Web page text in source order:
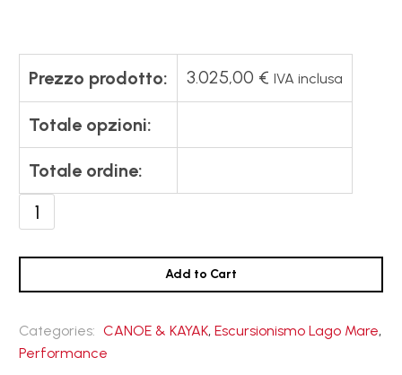
Prezzo prodotto: 3.025,00 € IVA inclusa
Totale opzioni:
Totale ordine:
Inuk
Sport
Add to Cart
Categories: CANOE & KAYAK, Escursionismo Lago Mare,
Performance